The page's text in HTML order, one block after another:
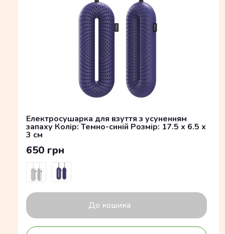
Електросушарка для взуття з усуненням
запаху Колір: Темно-синій Розмір: 17.5 x 6.5 x
3 см
650 грн
До кошика